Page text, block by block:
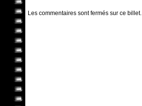
Les commentaires sont fermés sur ce billet.